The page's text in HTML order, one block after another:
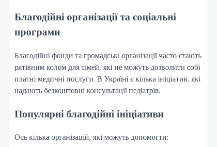
Благодійні організації та соціальні
програми
Благодійні фонди та громадські організації часто стають
рятівним колом для сімей, які не можуть дозволити собі
платні медичні послуги. В Україні є кілька ініціатив, які
надають безкоштовні консультації педіатрів.
Популярні благодійні ініціативи
Ось кілька організацій, які можуть допомогти: